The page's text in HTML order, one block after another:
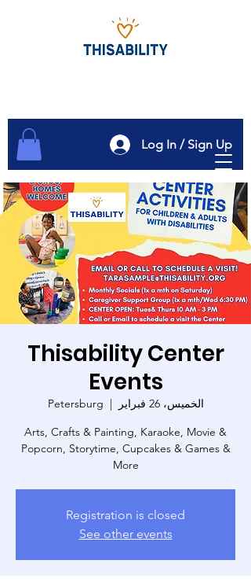
Log In / Sign Up
Thisability Center
Events
الخميس، 26 فبراير
  |
Petersburg
Arts, Crafts & Painting, Karaoke, Movie &
Popcorn, Storytime, Cupcakes & Games &
More
Registration is closed
See other events